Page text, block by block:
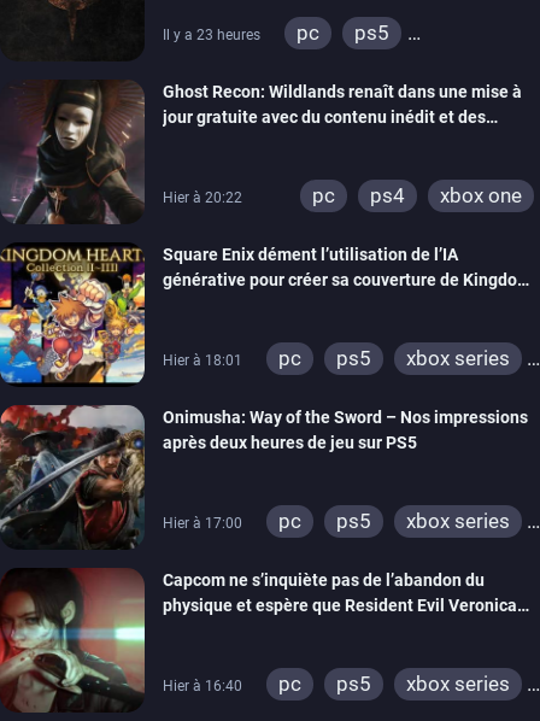
Il y a 23 heures pc
ps5
ps4
xbox one
nintendo 64
Ghost Recon: Wildlands renaît dans une mise à
jour gratuite avec du contenu inédit et des
Hier à 20:22 pc ps4 xbox one
Square Enix dément l’utilisation de l’IA
générative pour créer sa couverture de Kingdom
Hier à 18:01 pc ps5
xbox series
Onimusha: Way of the Sword – Nos impressions
après deux heures de jeu sur PS5
Hier à 17:00 pc ps5
xbox series
Capcom ne s’inquiète pas de l’abandon du
physique et espère que Resident Evil Veronica
Hier à 16:40 pc ps5
xbox series